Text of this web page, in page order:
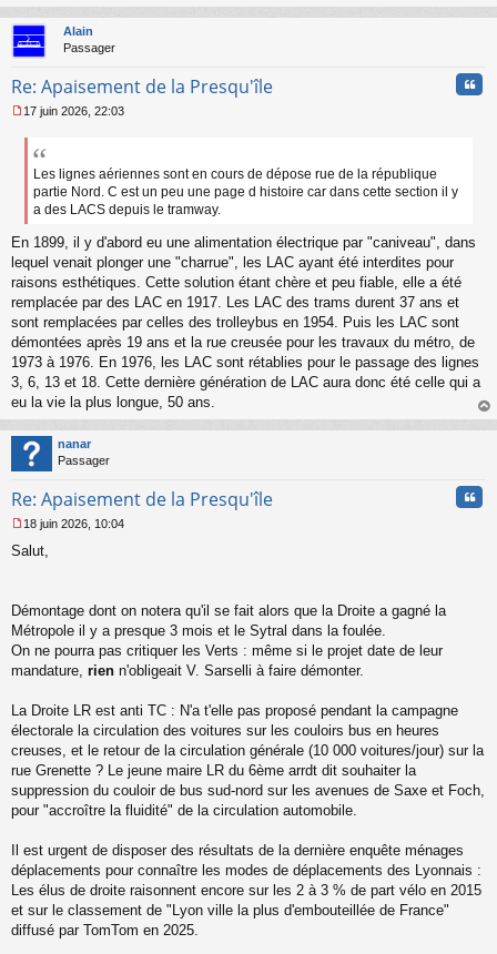
g
e
n
n
u
au
Alain
Passager
Re: Apaisement de la Presqu'île
e
e
n
n
l
u
17 juin 2026, 22:03
Les lignes aériennes sont en cours de dépose rue de la république
partie Nord. C est un peu une page d histoire car dans cette section il y
a des LACS depuis le tramway.
En 1899, il y d'abord eu une alimentation électrique par "caniveau", dans
lequel venait plonger une "charrue", les LAC ayant été interdites pour
raisons esthétiques. Cette solution étant chère et peu fiable, elle a été
remplacée par des LAC en 1917. Les LAC des trams durent 37 ans et
sont remplacées par celles des trolleybus en 1954. Puis les LAC sont
démontées après 19 ans et la rue creusée pour les travaux du métro, de
1973 à 1976. En 1976, les LAC sont rétablies pour le passage des lignes
3, 6, 13 et 18. Cette dernière génération de LAC aura donc été celle qui a
eu la vie la plus longue, 50 ans.
au
nanar
Passager
Re: Apaisement de la Presqu'île
e
a
g
e
n
o
u
18 juin 2026, 10:04
Salut,
Démontage dont on notera qu'il se fait alors que la Droite a gagné la
Métropole il y a presque 3 mois et le Sytral dans la foulée.
On ne pourra pas critiquer les Verts : même si le projet date de leur
mandature, rien n'obligeait V. Sarselli à faire démonter.
La Droite LR est anti TC : N'a t'elle pas proposé pendant la campagne
électorale la circulation des voitures sur les couloirs bus en heures
creuses, et le retour de la circulation générale (10 000 voitures/jour) sur la
rue Grenette ? Le jeune maire LR du 6ème arrdt dit souhaiter la
suppression du couloir de bus sud-nord sur les avenues de Saxe et Foch,
pour "accroître la fluidité" de la circulation automobile.
Il est urgent de disposer des résultats de la dernière enquête ménages
déplacements pour connaître les modes de déplacements des Lyonnais :
Les élus de droite raisonnent encore sur les 2 à 3 % de part vélo en 2015
et sur le classement de "Lyon ville la plus d'embouteillée de France"
diffusé par TomTom en 2025.